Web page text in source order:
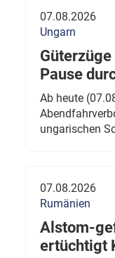
07.08.2026
Ungarn
Pause
Ab heute
ungarischen
07.08.2026
Rumänien
Alstom-
ertüchtigt